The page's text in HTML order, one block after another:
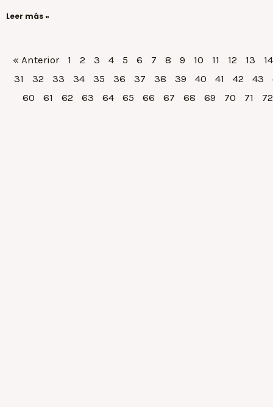
Leer más »
« Anterior 1 2 3 4 5 6 7 8 9 10 11 12 13
14
31
32 33 34 35 36 37 38 39 40 41 42 43
60
61 62 63 64 65 66 67 68 69 70 71 72